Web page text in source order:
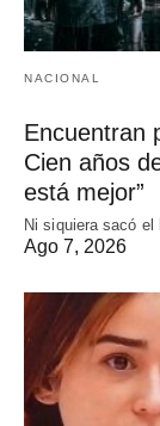
NACIONAL
Encuentran
Cien años
está mejor”
Ni siquiera sacó
Ago 7, 2026